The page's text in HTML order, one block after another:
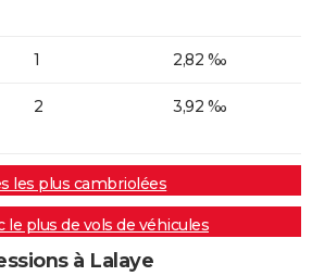
1 2,82 ‰
2 3,92 ‰
les plus cambriolées
le plus de vols de véhicules
à Lalaye